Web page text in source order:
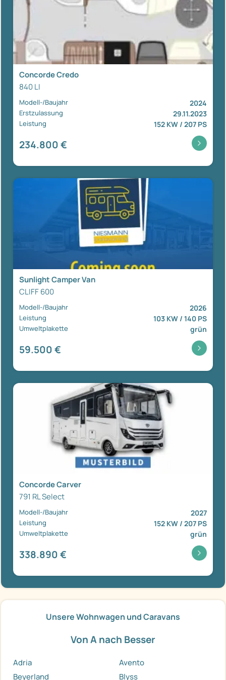
Concorde Credo
840 LI
Modell-/Baujahr 2024
Erstzulassung 29.11.2023
Leistung 152 KW / 207 PS
234.800 €
Sunlight Camper Van
CLIFF 600
Modell-/Baujahr 2026
Leistung 103 KW / 140 PS
Umweltplakette grün
59.500 €
Concorde Carver
791 RL Select
Modell-/Baujahr 2027
Leistung 152 KW / 207 PS
Umweltplakette grün
338.890 €
Unsere Wohnwagen und Caravans
Von A nach Besser
Adria
Avento
Beyerland
Blyss